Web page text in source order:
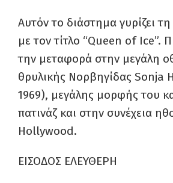
Αυτόν το διάστημα γυρίζει τη
με τον τίτλο “Queen of Ice”.
την μεταφορά στην μεγάλη
θρυλικής Νορβηγίδας Sonja
1969), μεγάλης μορφής του
πατινάζ και στην συνέχεια
Hollywood.
ΕΙΣΟΔΟΣ ΕΛΕΥΘΕΡΗ